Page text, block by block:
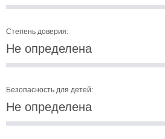
Степень доверия:
Не определена
Безопасность для детей:
Не определена